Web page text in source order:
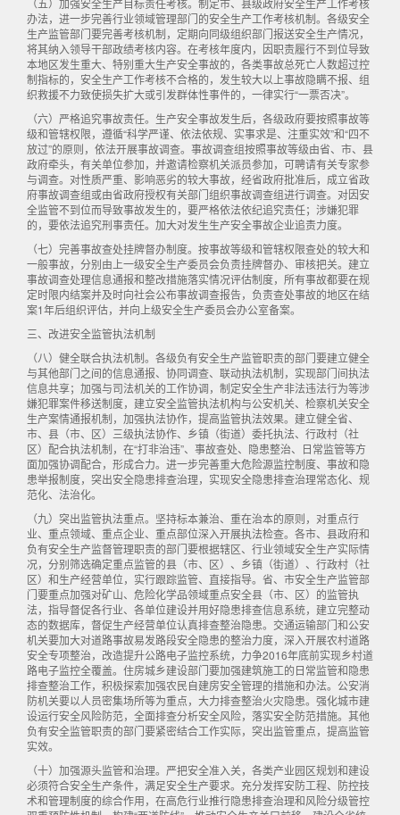
（五）加强安全生产目标责任考核。制定市、县级政府安全生产工作考核
办法，进一步完善行业领域管理部门的安全生产工作考核机制。各级安全
生产监管部门要完善考核机制，定期向同级组织部门报送安全生产情况，
将其纳入领导干部政绩考核内容。在考核年度内，因职责履行不到位导致
本地区发生重大、特别重大生产安全事故的，各类事故总死亡人数超过控
制指标的，安全生产工作考核不合格的，发生较大以上事故隐瞒不报、组
织救援不力致使损失扩大或引发群体性事件的，一律实行“一票否决”。
（六）严格追究事故责任。生产安全事故发生后，各级政府要按照事故等
级和管辖权限，遵循“科学严谨、依法依规、实事求是、注重实效”和“四不
放过”的原则，依法开展事故调查。事故调查组按照事故等级由省、市、县
政府牵头，有关单位参加，并邀请检察机关派员参加，可聘请有关专家参
与调查。对性质严重、影响恶劣的较大事故，经省政府批准后，成立省政
府事故调查组或由省政府授权有关部门组织事故调查组进行调查。对因安
全监管不到位而导致事故发生的，要严格依法依纪追究责任；涉嫌犯罪
的，要依法追究刑事责任。加大对发生生产安全事故企业追责力度。
（七）完善事故查处挂牌督办制度。按事故等级和管辖权限查处的较大和
一般事故，分别由上一级安全生产委员会负责挂牌督办、审核把关。建立
事故调查处理信息通报和整改措施落实情况评估制度，所有事故都要在规
定时限内结案并及时向社会公布事故调查报告，负责查处事故的地区在结
案1年后组织评估，并向上级安全生产委员会办公室备案。
三、改进安全监管执法机制
（八）健全联合执法机制。各级负有安全生产监管职责的部门要建立健全
与其他部门之间的信息通报、协同调查、联动执法机制，实现部门间执法
信息共享；加强与司法机关的工作协调，制定安全生产非法违法行为等涉
嫌犯罪案件移送制度，建立安全监管执法机构与公安机关、检察机关安全
生产案情通报机制，加强执法协作，提高监管执法效果。建立健全省、
市、县（市、区）三级执法协作、乡镇（街道）委托执法、行政村（社
区）配合执法机制，在“打非治违”、事故查处、隐患整治、日常监管等方
面加强协调配合，形成合力。进一步完善重大危险源监控制度、事故和隐
患举报制度，突出安全隐患排查治理，实现安全隐患排查治理常态化、规
范化、法治化。
（九）突出监管执法重点。坚持标本兼治、重在治本的原则，对重点行
业、重点领域、重点企业、重点部位深入开展执法检查。各市、县政府和
负有安全生产监督管理职责的部门要根据辖区、行业领域安全生产实际情
况，分别筛选确定重点监管的县（市、区）、乡镇（街道）、行政村（社
区）和生产经营单位，实行跟踪监管、直接指导。省、市安全生产监管部
门要重点加强对矿山、危险化学品领域重点安全县（市、区）的监管执
法，指导督促各行业、各单位建设并用好隐患排查信息系统，建立完整动
态的数据库，督促生产经营单位认真排查整治隐患。交通运输部门和公安
机关要加大对道路事故易发路段安全隐患的整治力度，深入开展农村道路
安全专项整治，改造提升公路电子监控系统，力争2016年底前实现乡村道
路电子监控全覆盖。住房城乡建设部门要加强建筑施工的日常监管和隐患
排查整治工作，积极探索加强农民自建房安全管理的措施和办法。公安消
防机关要以人员密集场所等为重点，大力排查整治火灾隐患。强化城市建
设运行安全风险防范，全面排查分析安全风险，落实安全防范措施。其他
负有安全监管职责的部门要紧密结合工作实际，突出监管重点，提高监管
实效。
（十）加强源头监管和治理。严把安全准入关，各类产业园区规划和建设
必须符合安全生产条件，满足安全生产要求。充分发挥安防工程、防控技
术和管理制度的综合作用，在高危行业推行隐患排查治理和风险分级管控